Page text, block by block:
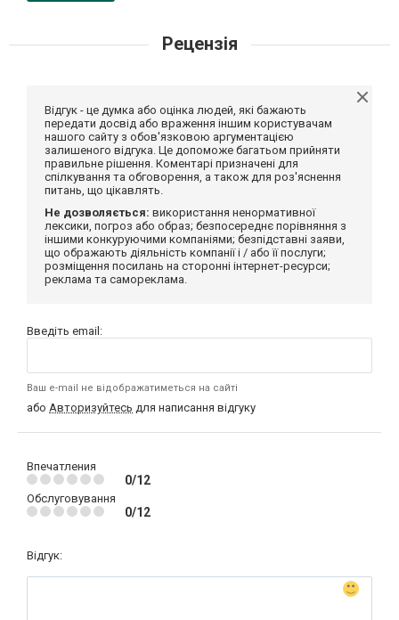
Рецензія
Відгук - це думка або оцінка людей, які бажають
передати досвід або враження іншим користувачам
нашого сайту з обов'язковою аргументацією
залишеного відгука. Це допоможе багатьом прийняти
правильне рішення. Коментарі призначені для
спілкування та обговорення, а також для роз'яснення
питань, що цікавлять.
Не дозволяється: використання ненормативної
лексики, погроз або образ; безпосереднє порівняння з
іншими конкуруючими компаніями; безпідставні заяви,
що ображають діяльність компанії і / або її послуги;
розміщення посилань на сторонні інтернет-ресурси;
реклама та самореклама.
Введіть email:
Ваш e-mail не відображатиметься на сайті
або Авторизуйтесь для написання відгуку
Впечатления
0/12
Обслуговування
0/12
Відгук: